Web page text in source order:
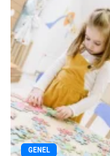
GENEL